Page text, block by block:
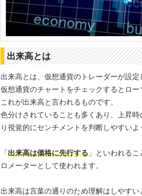
出来高とは
出来高とは、仮想通貨のトレーダーが設定
仮想通貨のチャートをチェックするとロ
これが出来高と言われるものです。
色分けされていることも多くあり、上昇
り視覚的にセンチメントを判断しやすい
「出来高は価格に先行する 」といわれる
ロメーターとして使われます。
出来高は言葉の通りのため理解はしやす